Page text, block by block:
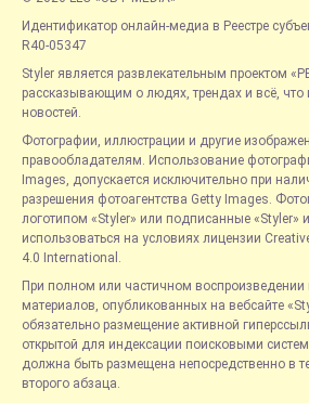
Идентификатор онлайн-медиа в Реестре
R40-05347
Styler является развлекательным проектом
рассказывающим о людях, трендах и всё, что
новостей.
Фотографии, иллюстрации и другие
правообладателям. Использование
Images, допускается исключительно при
разрешения фотоагентства Getty Images.
логотипом «Styler» или подписанные «Styler»
использоваться на условиях лицензии
4.0 International.
При полном или частичном
материалов, опубликованных на вебсайте
обязательно размещение активной
открытой для индексации поисковыми
должна быть размещена непосредственно в
второго абзаца.